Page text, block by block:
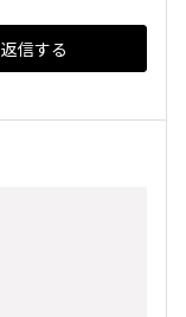
返信する